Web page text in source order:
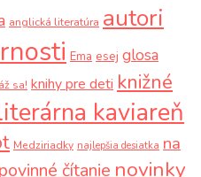
anglická literatúra autori
Ema esej glosa
sa! knihy pre deti knižné
kaviareň
Medziriadky najlepšia desiatka na
čítanie novinky